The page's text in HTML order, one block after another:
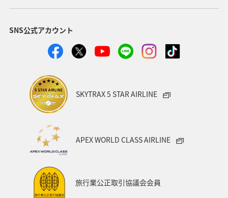
アメリカ・カナダ・中南米 イワナ 洞爺湖 釧路
長野県 神奈川県
秋のアクティビティ アユ コイ アマゴ
SNS公式アカウント
SKYTRAX 5 STAR AIRLINE
APEX WORLD CLASS AIRLINE
旅行業公正取引協議会会員